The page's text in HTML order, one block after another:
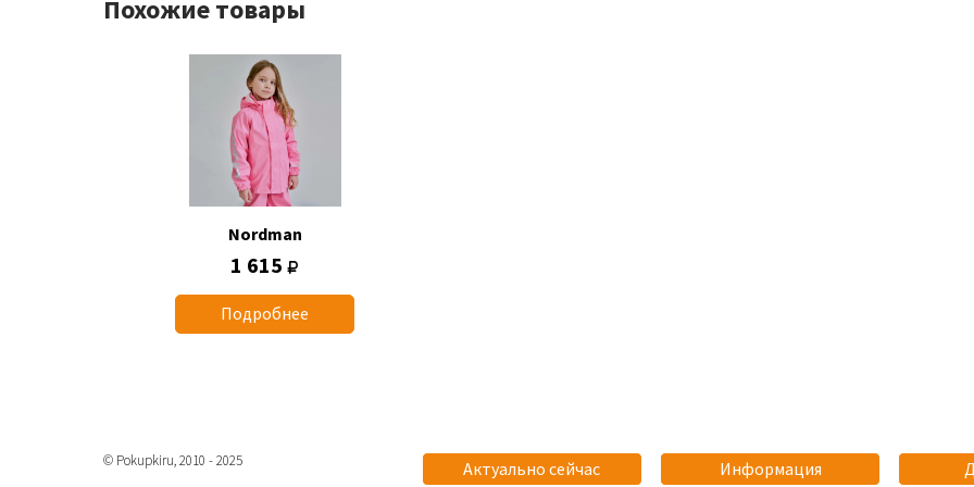
Похожие товары
Nordman
1 615
Подробнее
Актуально сейчас Информация
© Pokupkiru, 2010 - 2025